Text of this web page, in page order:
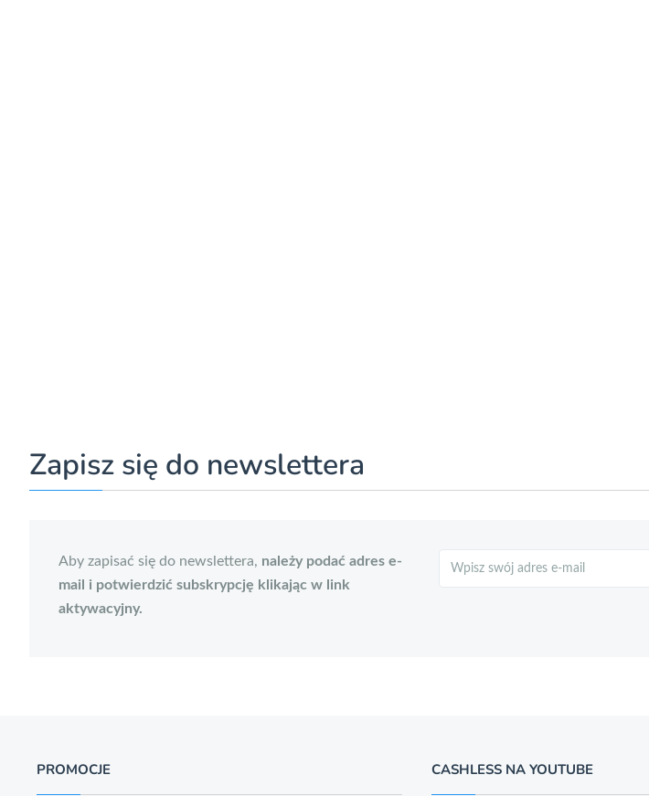
Zapisz się do newslettera
Aby zapisać się do newslettera, należy podać adres e-
mail i potwierdzić subskrypcję klikając w link
aktywacyjny.
PROMOCJE CASHLESS NA YOUTUBE